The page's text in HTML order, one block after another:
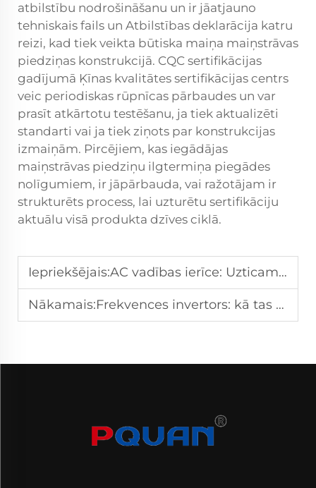
atbilstību nodrošināšanu un ir jāatjauno
tehniskais fails un Atbilstības deklarācija katru
reizi, kad tiek veikta būtiska maiņa maiņstrāvas
piedziņas konstrukcijā. CQC sertifikācijas
gadījumā Ķīnas kvalitātes sertifikācijas centrs
veic periodiskas rūpnīcas pārbaudes un var
prasīt atkārtotu testēšanu, ja tiek aktualizēti
standarti vai ja tiek ziņots par konstrukcijas
izmaiņām. Pircējiem, kas iegādājas
maiņstrāvas piedziņu ilgtermiņa piegādes
nolīgumiem, ir jāpārbauda, vai ražotājam ir
strukturēts process, lai uzturētu sertifikāciju
aktuālu visā produkta dzīves ciklā.
Iepriekšējais:AC vadības ierīce: Uzticamas vadības risinājumi maiņstrāvas motoriem
Nākamais:Frekvences invertors: kā tas darbojas, lai regulētu dzinēja ātrumu un enerģijas patēriņu